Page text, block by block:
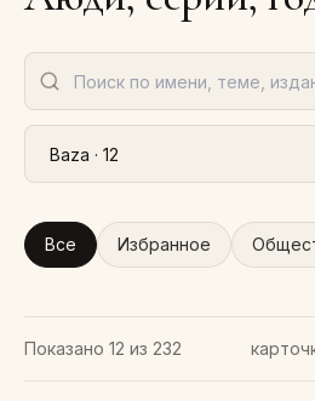
Все Избранное
Показано 12 из 232